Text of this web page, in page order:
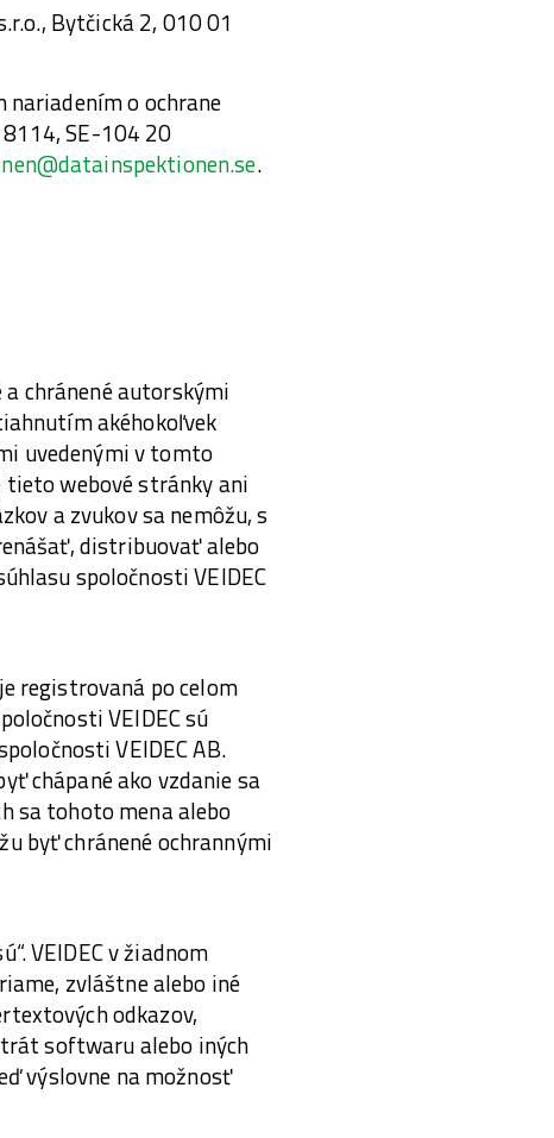
Bytčická 2, 010 01
nariadením o ochrane
SE-104 20
.
chránené autorskými
akéhokoľvek
uvedenými v tomto
webové stránky ani
a zvukov sa nemôžu, s
distribuovať alebo
spoločnosti VEIDEC
registrovaná po celom
VEIDEC sú
VEIDEC AB.
chápané ako vzdanie sa
sa tohoto mena alebo
byť chránené ochrannými
VEIDEC v žiadnom
zvláštne alebo iné
odkazov,
softwaru alebo iných
výslovne na možnosť